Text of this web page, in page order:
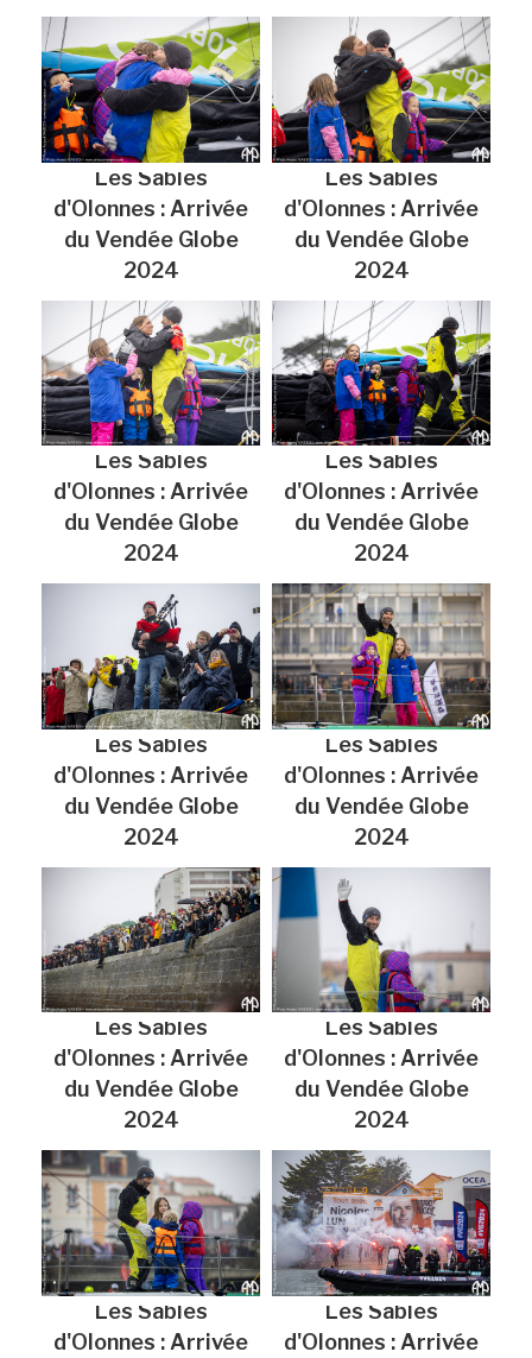
Les Sables
d'Olonnes : Arrivée
du Vendée Globe
2024
Les Sables
d'Olonnes : Arrivée
du Vendée Globe
2024
Les Sables
d'Olonnes : Arrivée
du Vendée Globe
2024
Les Sables
d'Olonnes : Arrivée
du Vendée Globe
2024
Les Sables
d'Olonnes : Arrivée
du Vendée Globe
2024
Les Sables
d'Olonnes : Arrivée
du Vendée Globe
2024
Les Sables
d'Olonnes : Arrivée
du Vendée Globe
2024
Les Sables
d'Olonnes : Arrivée
du Vendée Globe
2024
Les Sables
d'Olonnes : Arrivée
Les Sables
d'Olonnes : Arrivée